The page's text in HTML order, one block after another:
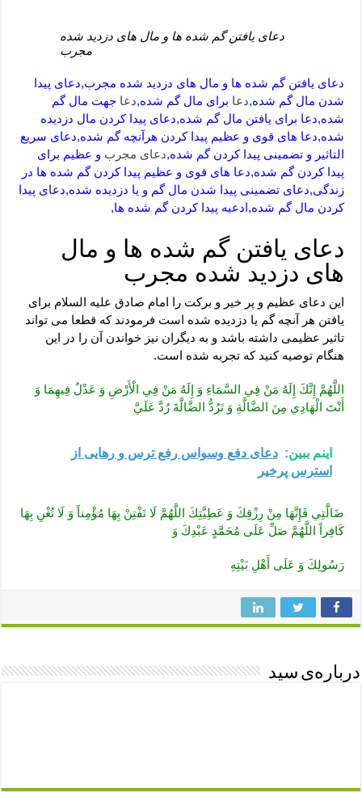
دعای یافتن گم شده ها و مال های دزدید شده
مجرب
دعای یافتن گم شده ها و مال های دزدید شده مجرب,دعای پیدا
شدن مال گم شده,دعا برای مال گم شده,دعا جهت مال گم
شده,دعا برای یافتن مال گم شده,دعای پیدا کردن مال دزدیده
شده,دعا های قوی و عظیم پیدا کردن هرآنچه گم شده,دعای سریع
التاثیر و تضمینی پیدا کردن گم شده,دعای مجرب و عظیم برای
پیدا کردن گم شده,دعا های قوی و عظیم پیدا کردن گم شده ها در
زندگی,دعای تضمینی پیدا شدن مال گم و یا دزدیده شده,دعای پیدا
کردن مال گم شده,ادعیه پیدا کردن گم شده ها,
دعای یافتن گم شده ها و مال
های دزدید شده مجرب
این دعای عظیم و پر خیر و برکت را امام صادق علیه السلام برای
یافتن هر آنچه گم یا دزدیده شده است فرمودند که قطعا می تواند
تاثیر عظیمی داشته باشد و به دیگران نیز خواندن آن را در این
هنگام توصیه کنید که تجربه شده است.
اللَّهُمَّ إِنَّكَ إِلَهُ مَنْ فِي السَّمَاءِ وَ إِلَهُ مَنْ فِي الْأَرْضِ وَ عَدْلٌ فِيهِمَا وَ
أَنْتَ الْهَادِي مِنَ الضَّالَّةِ وَ تَرُدُّ الضَّالَّةَ رُدَّ عَلَيَّ
اینم ببین: دعای دفع وسواس رفع ترس و رهایی از
استرس پرخیر
ضَالَّتِي فَإِنَّهَا مِنْ رِزْقِكَ وَ عَطِيَّتِكَ اللَّهُمَّ لَا تَفْتِنْ بِهَا مُؤْمِناً وَ لَا تُغْنِ بِهَا
كَافِراً اللَّهُمَّ صَلِّ عَلَى مُحَمَّدٍ عَبْدِكَ وَ
رَسُولِكَ وَ عَلَى أَهْلِ بَيْتِهِ
درباره‌ی سید